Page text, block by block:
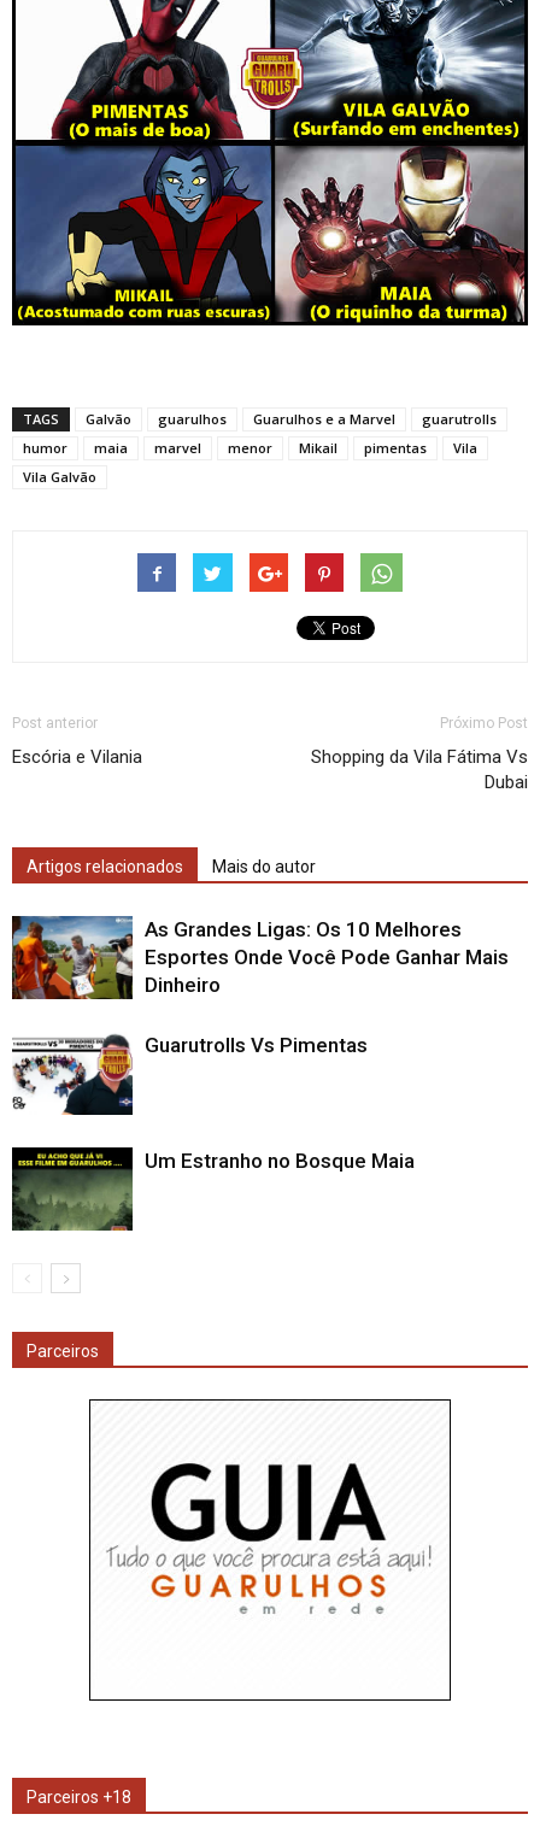
TAGS Galvão guarulhos Guarulhos e a Marvel
guarutrolls
humor
maia marvel menor Mikail pimentas
Vila
Vila Galvão
Post anterior
Escória e Vilania
Próximo Post
Shopping da Vila Fátima Vs
Dubai
Artigos relacionados Mais do autor
As Grandes Ligas: Os 10 Melhores
Esportes Onde Você Pode Ganhar Mais
Dinheiro
Guarutrolls Vs Pimentas
Um Estranho no Bosque Maia
Parceiros
Parceiros +18